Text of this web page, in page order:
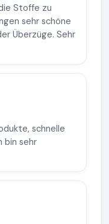
Stoffe zu
sehr schöne
Überzüge. Sehr
schnelle
bin sehr